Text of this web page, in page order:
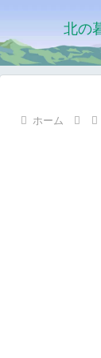
北の
ホーム